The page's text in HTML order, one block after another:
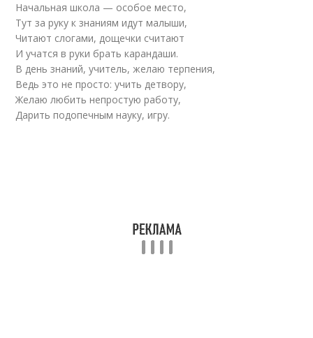
Начальная школа — особое место,
Тут за руку к знаниям идут малыши,
Читают слогами, дощечки считают
И учатся в руки брать карандаши.
В день знаний, учитель, желаю терпения,
Ведь это не просто: учить детвору,
Желаю любить непростую работу,
Дарить подопечным науку, игру.